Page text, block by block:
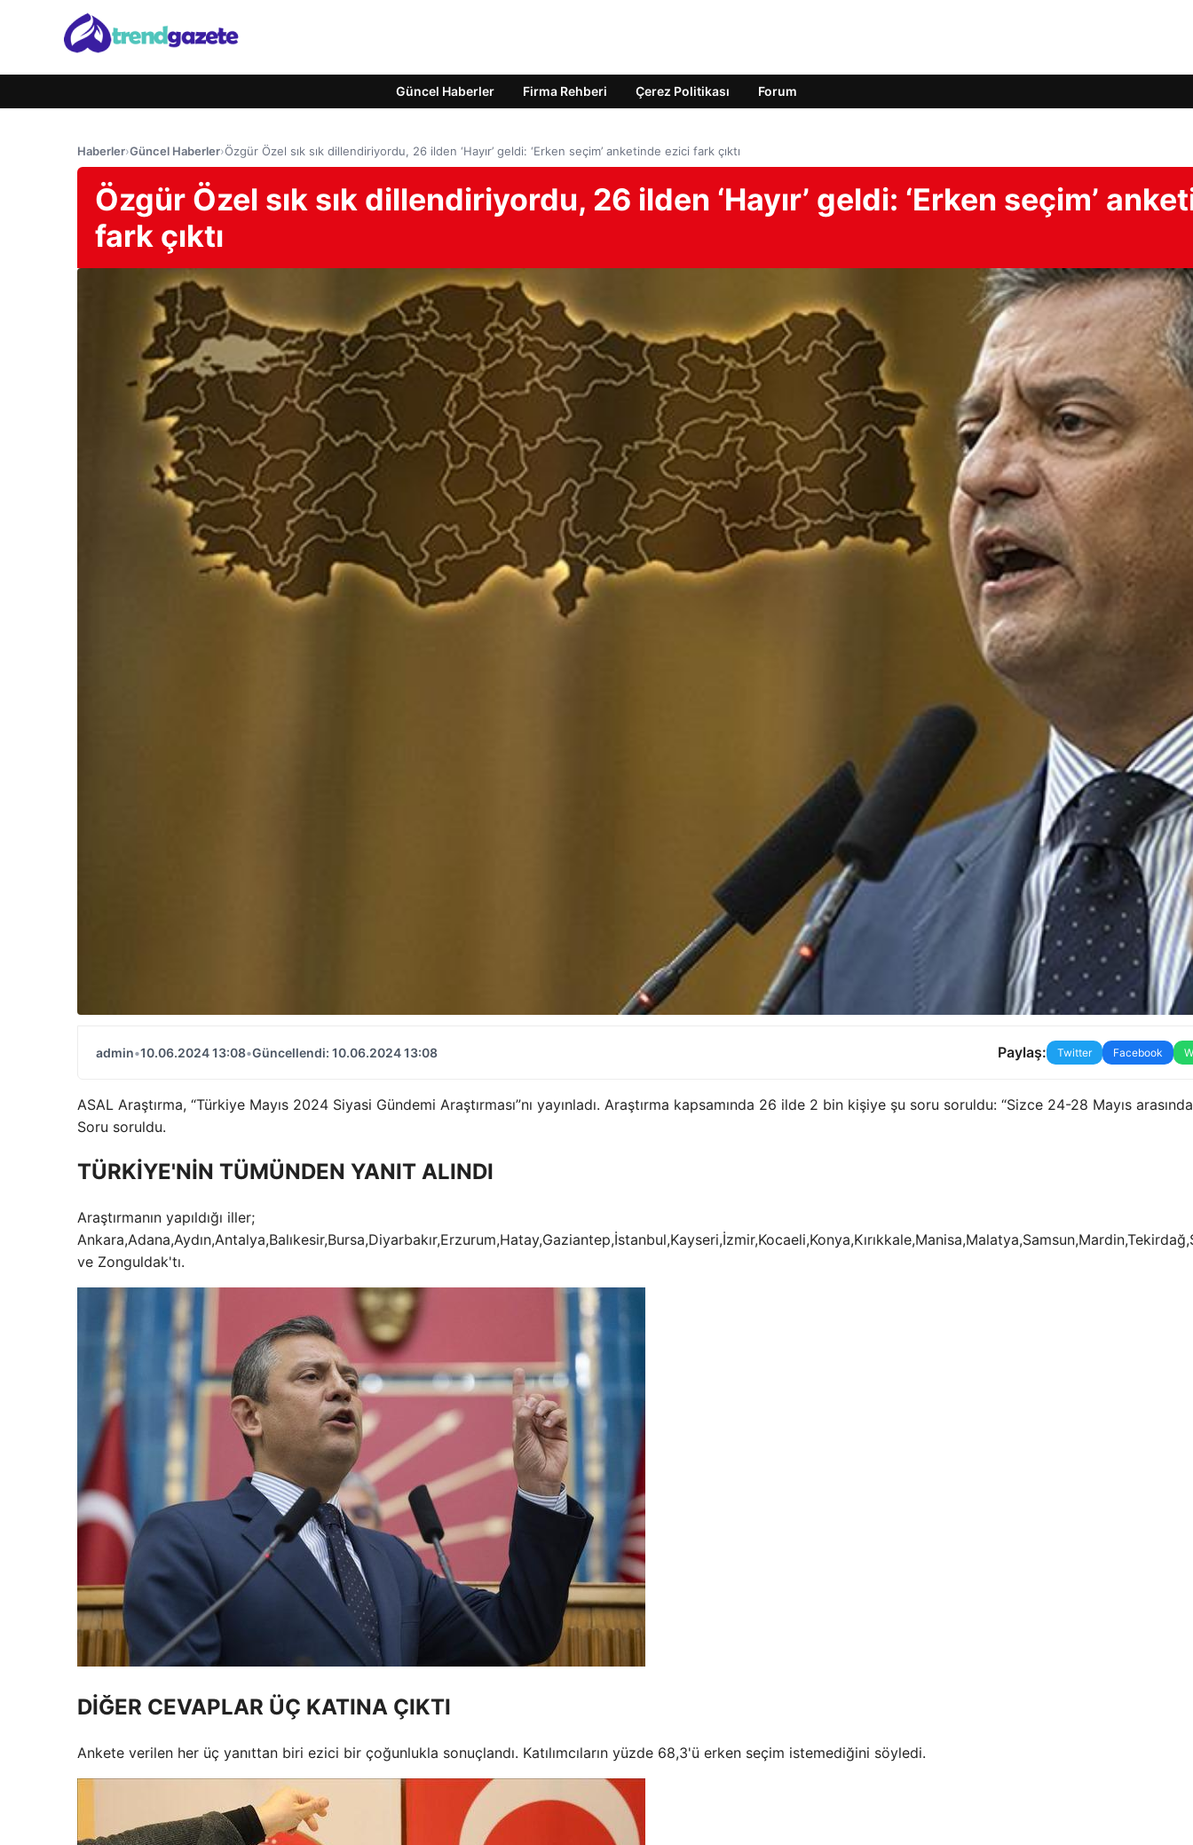
Güncel Haberler Firma Rehberi Çerez Politikası Forum
Haberler›Güncel Haberler›Özgür Özel sık sık dillendiriyordu, 26 ilden ‘Hayır’ geldi: ‘Erken seçim’ anketinde ezici fark çıktı
Özgür Özel sık sık dillendiriyordu, 26 ilden ‘Hayır’ geldi: ‘Erken seçim’
fark çıktı
admin•10.06.2024 13:08•Güncellendi: 10.06.2024 13:08 Paylaş: Twitter Facebook
ASAL Araştırma, “Türkiye Mayıs 2024 Siyasi Gündemi Araştırması”nı yayınladı. Araştırma kapsamında 26 ilde 2 bin kişiye şu soru soruldu: “Sizce 24-28 Mayıs
Soru soruldu.
TÜRKİYE'NİN TÜMÜNDEN YANIT ALINDI
Araştırmanın yapıldığı iller;
ve Zonguldak'tı.
DİĞER CEVAPLAR ÜÇ KATINA ÇIKTI
Ankete verilen her üç yanıttan biri ezici bir çoğunlukla sonuçlandı. Katılımcıların yüzde 68,3'ü erken seçim istemediğini söyledi.